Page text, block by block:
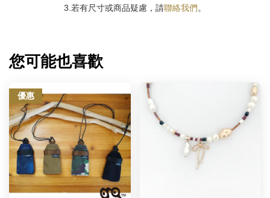
3.若有尺寸或商品疑慮，請聯絡我們。
您可能也喜歡
優惠